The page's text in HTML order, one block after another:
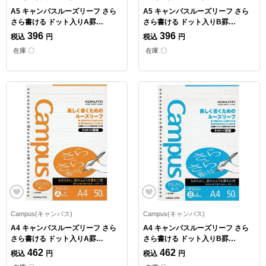
A5 キャンパスルーズリーフ さら
さら書ける ドット入りA罫
（7mm） 100枚 20枚
税込 396 円
在庫 〇
A5 キャンパスルーズリーフ さら
さら書ける ドット入りB罫
（6mm） 100枚 20枚
税込 396 円
在庫 〇
Campus(キャンパス)
A4 キャンパスルーズリーフ さら
さら書ける ドット入りA罫
（7mm） 50枚 30穴
税込 462 円
Campus(キャンパス)
A4 キャンパスルーズリーフ さら
さら書ける ドット入りB罫
（6mm） 50枚 30穴
税込 462 円